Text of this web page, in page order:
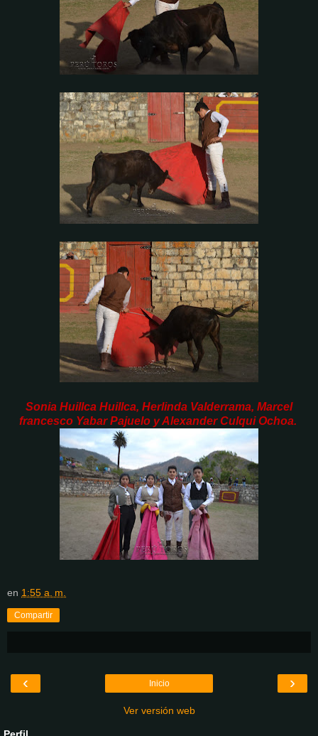
Sonia Huillca Huillca, Herlinda Valderrama, Marcel
francesco Yabar Pajuelo y Alexander Culqui Ochoa.
en 1:55 a. m.
Compartir
‹ ›
Inicio
Ver versión web